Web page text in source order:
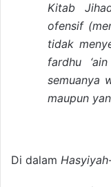
Kitab
ofensif
tidak
fardhu
semuanya
maupun
Di dalam Hasyiyah